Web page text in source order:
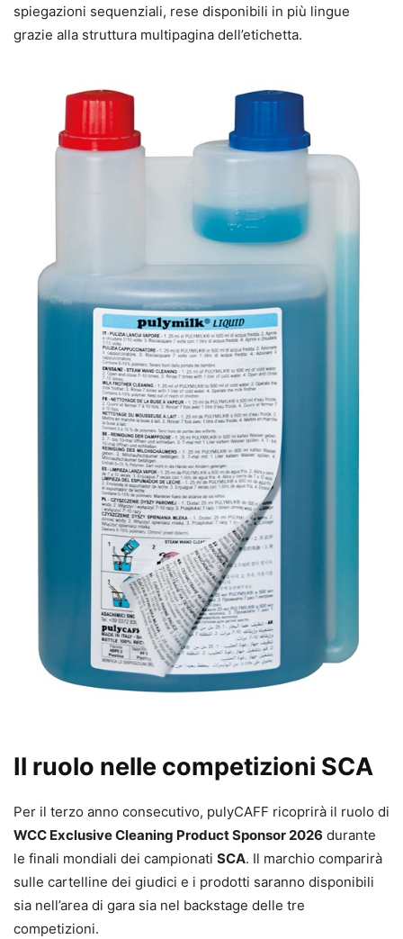
spiegazioni sequenziali, rese disponibili in più lingue
grazie alla struttura multipagina dell’etichetta.
Il ruolo nelle competizioni SCA
Per il terzo anno consecutivo, pulyCAFF ricoprirà il ruolo di
WCC Exclusive Cleaning Product Sponsor 2026 durante
le finali mondiali dei campionati SCA. Il marchio comparirà
sulle cartelline dei giudici e i prodotti saranno disponibili
sia nell’area di gara sia nel backstage delle tre
competizioni.